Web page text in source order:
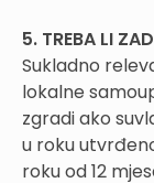
5. TREBA LI
Sukladno
lokalne
zgradi ako
u roku
roku od 12